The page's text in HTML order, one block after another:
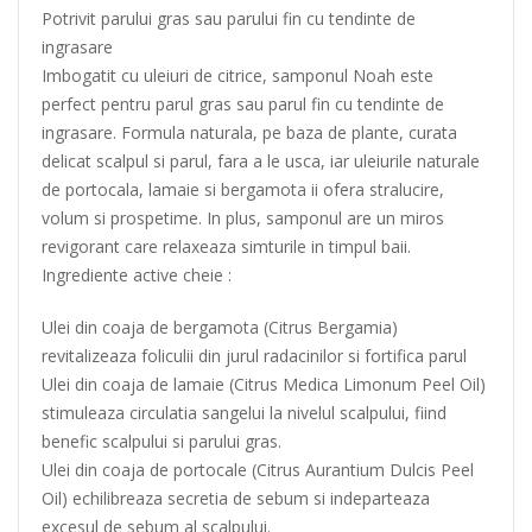
Potrivit parului gras sau parului fin cu tendinte de
ingrasare
Imbogatit cu uleiuri de citrice, samponul Noah este
perfect pentru parul gras sau parul fin cu tendinte de
ingrasare. Formula naturala, pe baza de plante, curata
delicat scalpul si parul, fara a le usca, iar uleiurile naturale
de portocala, lamaie si bergamota ii ofera stralucire,
volum si prospetime. In plus, samponul are un miros
revigorant care relaxeaza simturile in timpul baii.
Ingrediente active cheie :
Ulei din coaja de bergamota (Citrus Bergamia)
revitalizeaza foliculii din jurul radacinilor si fortifica parul
Ulei din coaja de lamaie (Citrus Medica Limonum Peel Oil)
stimuleaza circulatia sangelui la nivelul scalpului, fiind
benefic scalpului si parului gras.
Ulei din coaja de portocale (Citrus Aurantium Dulcis Peel
Oil) echilibreaza secretia de sebum si indeparteaza
excesul de sebum al scalpului.